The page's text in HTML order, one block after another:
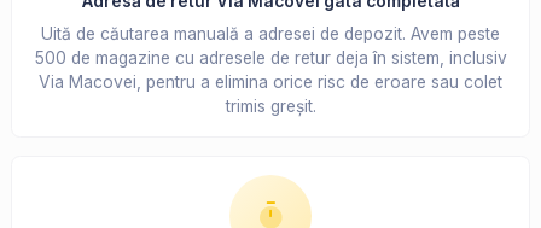
Uită de căutarea manuală a adresei de depozit. Avem peste
500 de magazine cu adresele de retur deja în sistem, inclusiv
Via Macovei, pentru a elimina orice risc de eroare sau colet
trimis greșit.